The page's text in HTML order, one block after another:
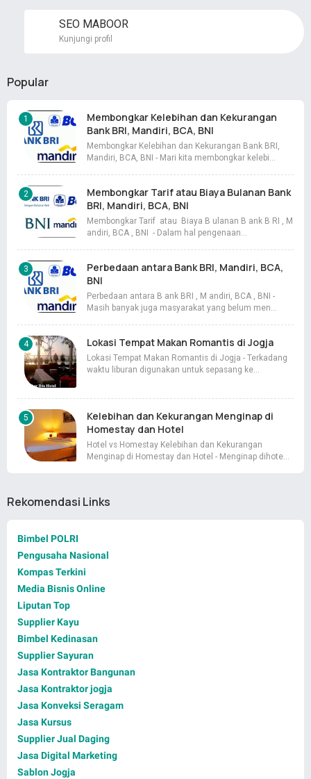
SEO MABOOR
Kunjungi profil
Popular
Membongkar Kelebihan dan Kekurangan
Bank BRI, Mandiri, BCA, BNI
Membongkar Kelebihan dan Kekurangan Bank BRI,
Mandiri, BCA, BNI - Mari kita membongkar kelebi…
Membongkar Tarif atau Biaya Bulanan Bank
BRI, Mandiri, BCA, BNI
Membongkar Tarif atau Biaya B ulanan B ank B RI , M
andiri, BCA , BNI - Dalam hal pengenaan…
Perbedaan antara Bank BRI, Mandiri, BCA,
BNI
Perbedaan antara B ank BRI , M andiri, BCA , BNI -
Masih banyak juga masyarakat yang belum men…
Lokasi Tempat Makan Romantis di Jogja
Lokasi Tempat Makan Romantis di Jogja - Terkadang
waktu liburan digunakan untuk sepasang ke…
Kelebihan dan Kekurangan Menginap di
Homestay dan Hotel
Hotel vs Homestay Kelebihan dan Kekurangan
Menginap di Homestay dan Hotel - Menginap dihote…
Rekomendasi Links
Bimbel POLRI
Pengusaha Nasional
Kompas Terkini
Media Bisnis Online
Liputan Top
Supplier Kayu
Bimbel Kedinasan
Supplier Sayuran
Jasa Kontraktor Bangunan
Jasa Kontraktor jogja
Jasa Konveksi Seragam
Jasa Kursus
Supplier Jual Daging
Jasa Digital Marketing
Sablon Jogja